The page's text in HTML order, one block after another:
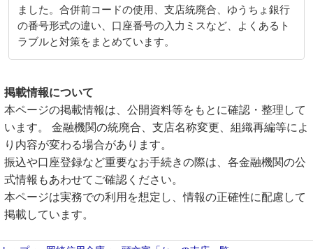
ました。合併前コードの使用、支店統廃合、ゆうちょ銀行
の番号形式の違い、口座番号の入力ミスなど、よくあるト
ラブルと対策をまとめています。
掲載情報について
本ページの掲載情報は、公開資料等をもとに確認・整理して
います。 金融機関の統廃合、支店名称変更、組織再編等によ
り内容が変わる場合があります。
振込や口座登録など重要なお手続きの際は、各金融機関の公
式情報もあわせてご確認ください。
本ページは実務での利用を想定し、情報の正確性に配慮して
掲載しています。